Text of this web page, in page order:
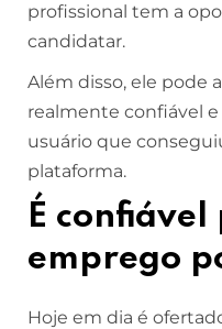
profissional tem a
candidatar.
Além disso, ele pode
realmente confiável
usuário que
plataforma.
É
emprego
Hoje em dia é